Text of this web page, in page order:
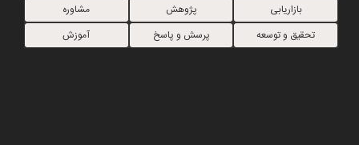
بازاریابی پژوهش
مشاوره
تحقیق و توسعه
پرسش و پاسخ آموزش